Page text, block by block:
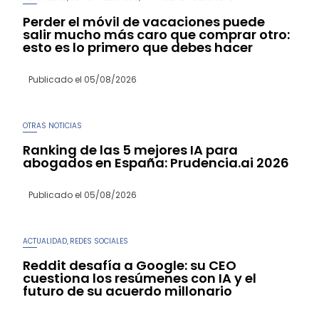
Perder el móvil de vacaciones puede
salir mucho más caro que comprar otro:
esto es lo primero que debes hacer
Publicado el 05/08/2026
OTRAS NOTICIAS
Ranking de las 5 mejores IA para
abogados en España: Prudencia.ai 2026
Publicado el 05/08/2026
ACTUALIDAD REDES SOCIALES
Reddit desafía a Google: su CEO
cuestiona los resúmenes con IA y el
futuro de su acuerdo millonario